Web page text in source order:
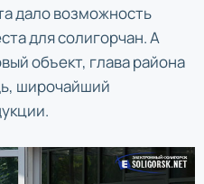
дало возможность
для солигорчан. А
объект, глава района
широчайший